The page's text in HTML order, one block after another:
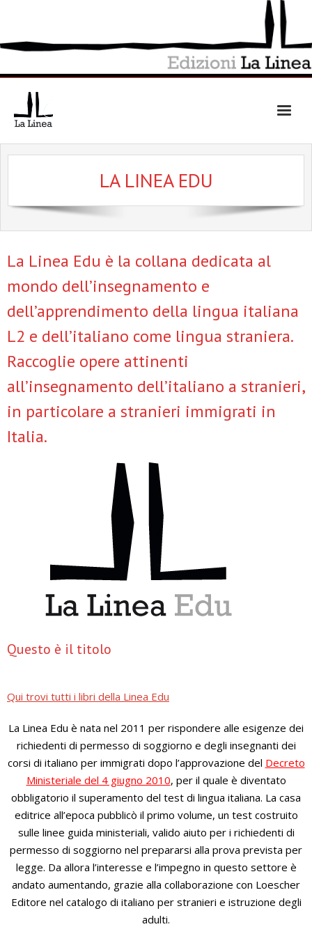
LA LINEA EDU
La Linea Edu è la collana dedicata al
mondo dell’insegnamento e
dell’apprendimento della lingua italiana
L2 e dell’italiano come lingua straniera.
Raccoglie opere attinenti
all’insegnamento dell’italiano a stranieri,
in particolare a stranieri immigrati in
Italia.
Questo è il titolo
Qui trovi tutti i libri della Linea Edu
La Linea Edu è nata nel 2011 per rispondere alle esigenze dei
richiedenti di permesso di soggiorno e degli insegnanti dei
corsi di italiano per immigrati dopo l’approvazione del Decreto
Ministeriale del 4 giugno 2010, per il quale è diventato
obbligatorio il superamento del test di lingua italiana. La casa
editrice all’epoca pubblicò il primo volume, un test costruito
sulle linee guida ministeriali, valido aiuto per i richiedenti di
permesso di soggiorno nel prepararsi alla prova prevista per
legge. Da allora l’interesse e l’impegno in questo settore è
andato aumentando, grazie alla collaborazione con Loescher
Editore nel catalogo di italiano per stranieri e istruzione degli
adulti.